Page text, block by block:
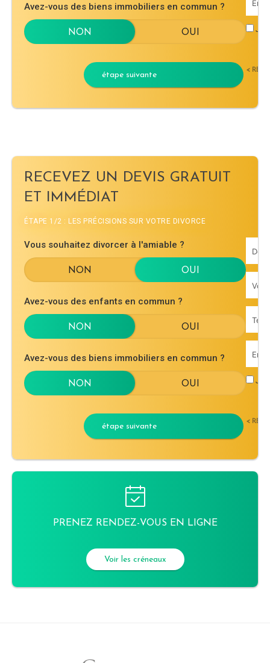
Avez-vous des biens immobiliers en commun ?
étape suivante <
RECEVEZ UN DEVIS GRATUIT
ET IMMÉDIAT
ÉTAPE 1/2 : LES PRÉCISIONS SUR VOTRE DIVORCE
Vous souhaitez divorcer à l'amiable ?
Avez-vous des enfants en commun ?
Avez-vous des biens immobiliers en commun ?
étape suivante <
PRENEZ RENDEZ-VOUS EN LIGNE
Voir les créneaux